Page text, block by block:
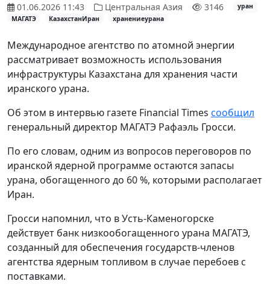
01.06.2026 11:43 Центральная Азия 3146
уран
МАГАТЭ
КазахстанИран хранениеурана
Международное агентство по атомной энергии
рассматривает возможность использования
инфраструктуры Казахстана для хранения части
иранского урана.
Об этом в интервью газете Financial Times сообщил
генеральный директор МАГАТЭ Рафаэль Гросси.
По его словам, одним из вопросов переговоров по
иранской ядерной программе остаются запасы
урана, обогащенного до 60 %, которыми располагает
Иран.
Гросси напомнил, что в Усть-Каменогорске
действует банк низкообогащенного урана МАГАТЭ,
созданный для обеспечения государств-членов
агентства ядерным топливом в случае перебоев с
поставками.